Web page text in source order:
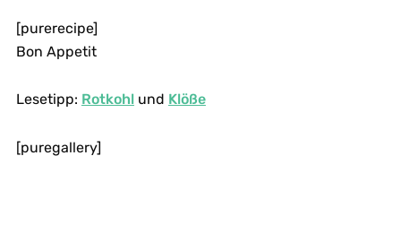
[purerecipe]
Bon Appetit
Lesetipp: Rotkohlund Klöße
[puregallery]